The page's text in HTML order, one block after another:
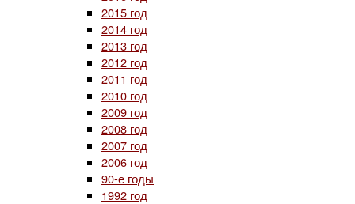
2015 год
2014 год
2013 год
2012 год
2011 год
2010 год
2009 год
2008 год
2007 год
2006 год
90-е годы
1992 год